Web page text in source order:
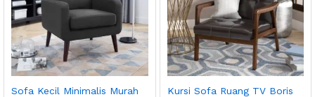
Sofa Kecil Minimalis Murah
Kursi Sofa Ruang TV Boris